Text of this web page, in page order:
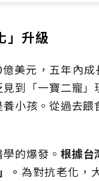
」升級
美元，五年內
到「一寶二寵
小孩。從過去
的爆發。 根據台
。 為對抗老化，